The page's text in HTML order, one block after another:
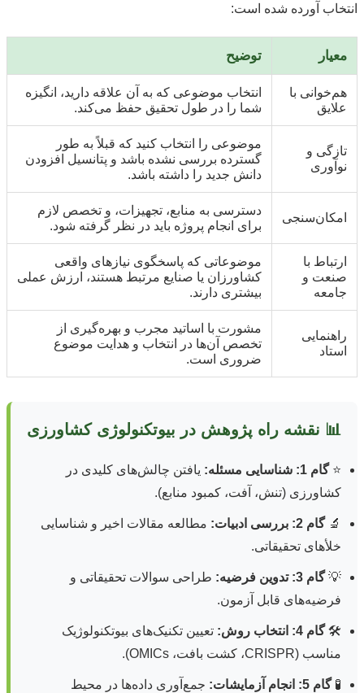
انتخاب آورده شده است:
معیار توضیح
هم‌خوانی با
علایق
انتخاب موضوعی که به آن علاقه دارید، انگیزه
شما را در طول تحقیق حفظ می‌کند.
تازگی و
نوآوری
موضوعی را انتخاب کنید که قبلاً به طور
گسترده بررسی نشده باشد و پتانسیل افزودن
دانش جدید را داشته باشد.
امکان‌سنجی
دسترسی به منابع، تجهیزات، و تخصص لازم
برای انجام پروژه باید در نظر گرفته شود.
ارتباط با
صنعت و
جامعه
موضوعاتی که پاسخگوی نیازهای واقعی
کشاورزان یا صنایع مرتبط هستند، ارزش عملی
بیشتری دارند.
راهنمایی
استاد
مشورت با اساتید مجرب و بهره‌گیری از
تخصص آن‌ها در انتخاب و هدایت موضوع
ضروری است.
📊 نقشه راه پژوهش در بیوتکنولوژی کشاورزی
⭐گام 1: شناسایی مسئله:
یافتن چالش‌های کلیدی در
کشاورزی (تنش، آفت، کمبود منابع).
🔬گام 2: بررسی ادبیات:
مطالعه مقالات اخیر و شناسایی
خلأهای تحقیقاتی.
💡گام 3: تدوین فرضیه:
طراحی سوالات تحقیقاتی و
فرضیه‌های قابل آزمون.
🛠️گام 4: انتخاب روش:
تعیین تکنیک‌های بیوتکنولوژیک
مناسب (CRISPR، کشت بافت، OMICs).
🧪گام 5: انجام آزمایشات:
جمع‌آوری داده‌ها در محیط